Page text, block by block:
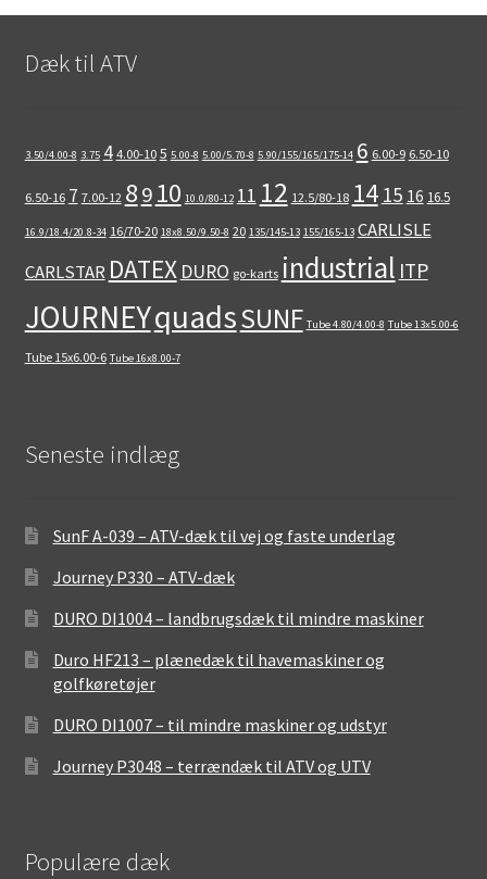
Dæk til ATV
3.50/4.00-8 3.75 4 4.00-10 5 5.00-8 5.00/5.70-8 5.90/155/165/175-14 6 6.00-9 6.50-10
6.50-16 7 7.00-12 89 10 10.0/80-12 11 12 12.5/80-18 14 15 16 16.5
16.9/18.4/20.8-34 16/70-20 18x8.50/9.50-8 20 135/145-13 155/165-13 CARLISLE
CARLSTAR DATEX DURO go-karts industrial ITP
JOURNEYquadsSUNF Tube 4.80/4.00-8 Tube 13x5.00-6
Tube 15x6.00-6 Tube 16x8.00-7
Seneste indlæg
SunF A-039 – ATV-dæk til vej og faste underlag
Journey P330 – ATV-dæk
DURO DI1004 – landbrugsdæk til mindre maskiner
Duro HF213 – plænedæk til havemaskiner og
golfkøretøjer
DURO DI1007 – til mindre maskiner og udstyr
Journey P3048 – terrændæk til ATV og UTV
Populære dæk